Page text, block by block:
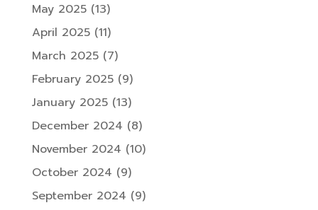
May 2025(13)
April 2025(11)
March 2025(7)
February 2025(9)
January 2025(13)
December 2024 (8)
November 2024 (10)
October 2024 (9)
September 2024 (9)